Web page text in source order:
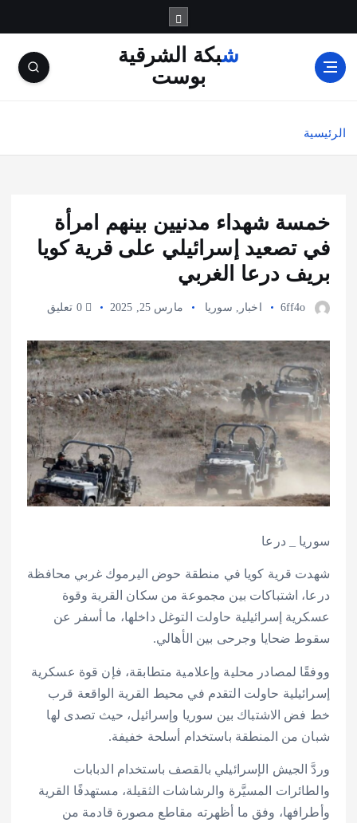
ل
شبكة الشرقية
بوست
الرئيسية
خمسة شهداء مدنيين بينهم امرأة
في تصعيد إسرائيلي على قرية كويا
بريف درعا الغربي
6ff4o اخبار سوريا مارس 25, 2025 0 تعليق
سوريا _ درعا
شهدت قرية كويا في منطقة حوض اليرموك غربي محافظة
درعا، اشتباكات بين مجموعة من سكان القرية وقوة
عسكرية إسرائيلية حاولت التوغل داخلها، ما أسفر عن
سقوط ضحايا وجرحى بين الأهالي.
ووفقًا لمصادر محلية وإعلامية متطابقة، فإن قوة عسكرية
إسرائيلية حاولت التقدم في محيط القرية الواقعة قرب
خط فض الاشتباك بين سوريا وإسرائيل، حيث تصدى لها
شبان من المنطقة باستخدام أسلحة خفيفة.
وردَّ الجيش الإسرائيلي بالقصف باستخدام الدبابات
والطائرات المسيَّرة والرشاشات الثقيلة، مستهدفًا القرية
وأطرافها، وفق ما أظهرته مقاطع مصورة قادمة من